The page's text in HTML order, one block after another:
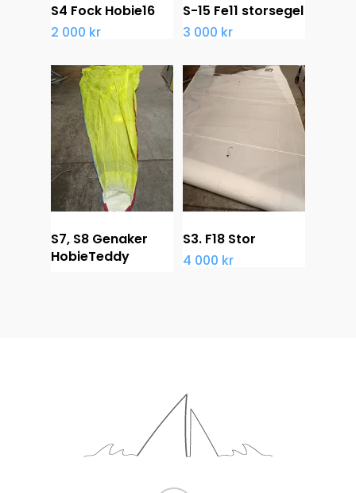
S4 Fock Hobie16
2 000 kr
S-15 Fe11 storsegel
3 000 kr
S7, S8 Genaker
HobieTeddy
S3. F18 Stor
4 000 kr